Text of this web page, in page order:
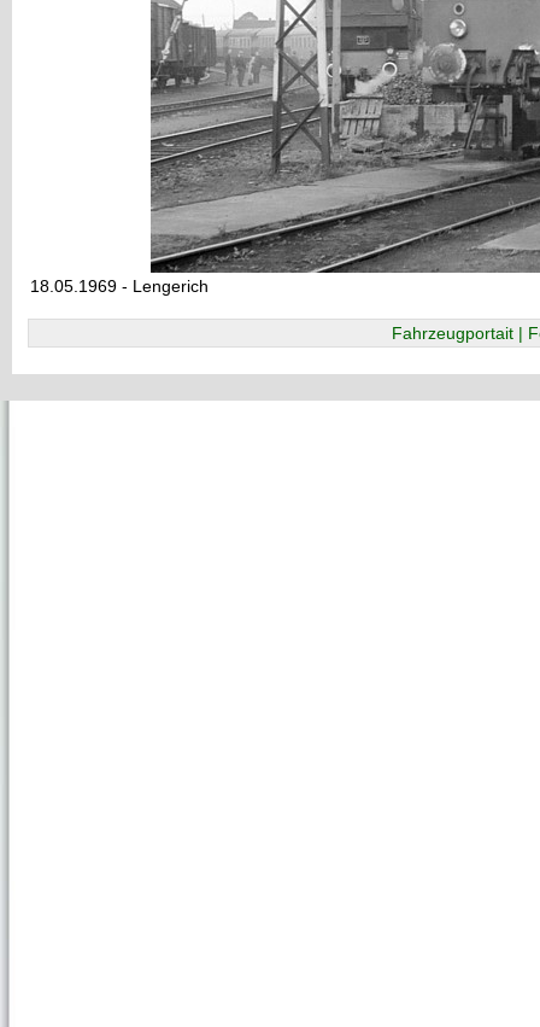
18.05.1969 - Lengerich
Fahrzeugportait |